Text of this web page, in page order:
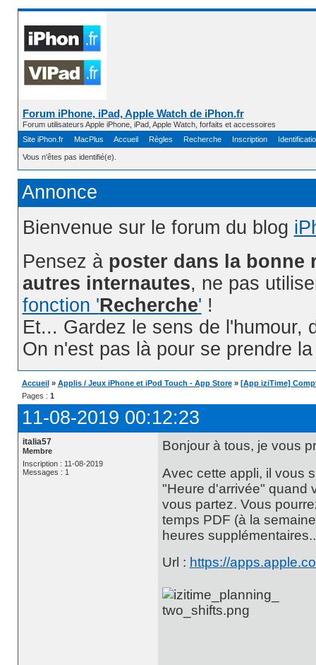
Forum iPhone, iPad, Apple Watch de iPhon.fr
Forum utilisateurs Apple iPhone, iPad, Apple Watch, forfaits et accessoires
Site iPhon.fr
MacPlus Accueil Règles Recherche Inscription
Vous n'êtes pas identifié(e).
Annonce
Bienvenue sur le forum du blog
Pensez à poster dans la bonne
autres internautes, ne pas
fonction 'Recherche' !
Et... Gardez le sens de l'humour,
On n'est pas là pour se prendre
Accueil » Applis / Jeux iPhone et iPod Touch - App Store » [App iziTime]
Pages : 1
11-08-2019 00:12:23
italia57
Membre
Inscription : 11-08-2019
Messages : 1
Bonjour à tous, je vous
Avec cette appli, il vous
"Heure d'arrivée" quand
vous partez. Vous
temps PDF (à la
heures
Url : https://